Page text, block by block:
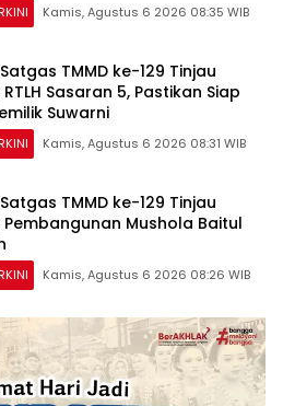
Kamis, Agustus 6 2026 08:35 WIB
TMMD ke-129 Tinjau
Sasaran 5, Pastikan Siap
Suwarni
Kamis, Agustus 6 2026 08:31 WIB
TMMD ke-129 Tinjau
Pembangunan Mushola Baitul
Kamis, Agustus 6 2026 08:26 WIB